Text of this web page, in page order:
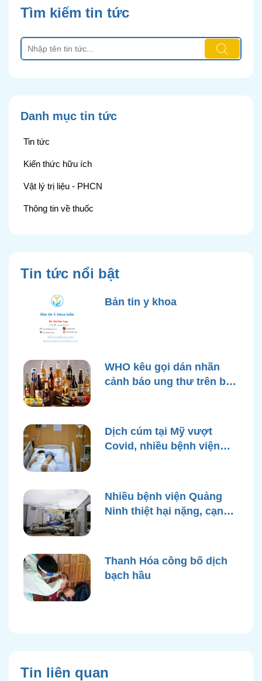
Tìm kiếm tin tức
Danh mục tin tức
Tin tức
Kiến thức hữu ích
Vật lý trị liệu - PHCN
Thông tin về thuốc
Tin tức nổi bật
Bản tin y khoa
WHO kêu gọi dán nhãn
cảnh báo ung thư trên bao
Dịch cúm tại Mỹ vượt
Covid, nhiều bệnh viện
Nhiều bệnh viện Quảng
Ninh thiệt hại nặng, cạn
Thanh Hóa công bố dịch
bạch hầu
Tin liên quan